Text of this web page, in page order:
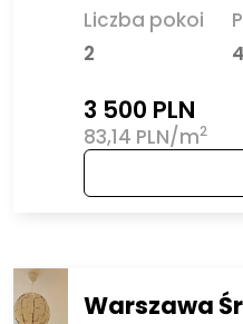
Liczba pokoi
2
3 500 PLN
83,14 PLN/m2
Warszawa